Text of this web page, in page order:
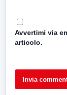
Avvertimi via
articolo.